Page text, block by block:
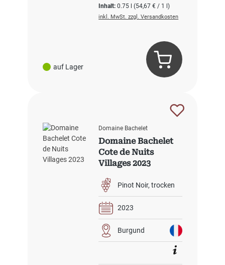
auf Lager
Inhalt:0.75 l(54,67 € / 1 l)
inkl. MwSt. zzgl. Versandkosten
Domaine Bachelet
Domaine Bachelet
Cote de Nuits
Villages 2023
Pinot Noir trocken
2023
Burgund